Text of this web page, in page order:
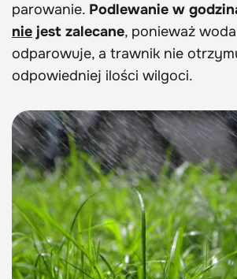
parowanie. Podlewanie w
nie jest zalecane, ponieważ
odparowuje, a trawnik nie
odpowiedniej ilości wilgoci.